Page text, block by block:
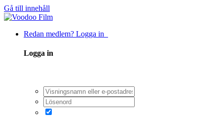
Gå till innehåll
Redan medlem? Logga in
Logga in